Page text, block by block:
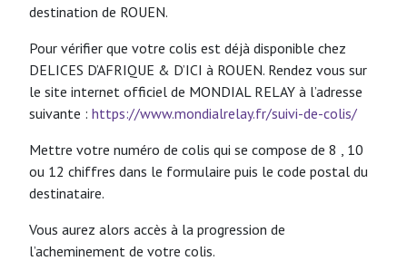
destination de ROUEN.
Pour vérifier que votre colis est déjà disponible chez
DELICES D’AFRIQUE & D’ICI à ROUEN. Rendez vous sur
le site internet officiel de MONDIAL RELAY à l’adresse
suivante : https://www.mondialrelay.fr/suivi-de-colis/
Mettre votre numéro de colis qui se compose de 8 , 10
ou 12 chiffres dans le formulaire puis le code postal du
destinataire.
Vous aurez alors accès à la progression de
l’acheminement de votre colis.